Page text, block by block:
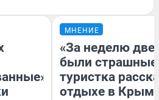
МНЕНИЕ
«За неделю две
были
туристка
отдыхе в